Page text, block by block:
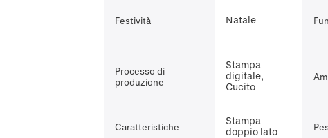
Festività Natale
Processo di
produzione
Stampa
digitale,
Cucito
Caratteristiche
Stampa
doppio lato